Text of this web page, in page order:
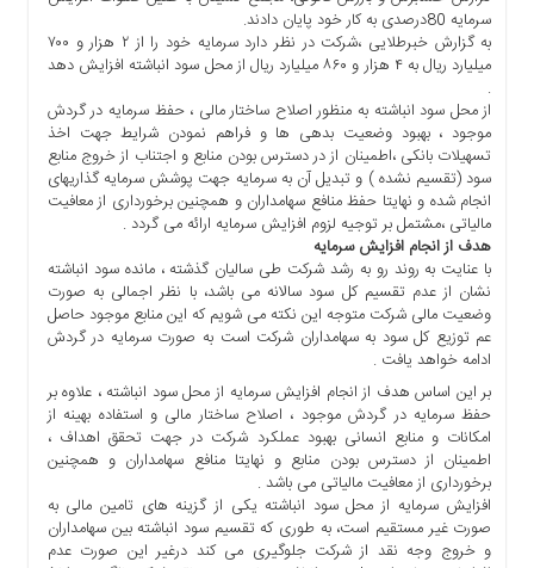
اخبار
سایت
اخبار
برگزیده
اخبار
چند
رسانه
عکس
فیلم
صوت
سرمایه 80درصدی به کار خود پایان دادند.
به گزارش خبرطلایی ،شرکت در نظر دارد سرمایه خود را از ۲ هزار و ۷۰۰
میلیارد ریال به ۴ هزار و ۸۶۰ میلیارد ریال از محل سود انباشته افزایش دهد
.
از محل سود انباشته به منظور اصلاح ساختار مالی ، حفظ سرمایه در گردش
موجود ، بهبود وضعیت بدهی ها و فراهم نمودن شرایط جهت اخذ
تسهیلات بانکی ،اطمینان از در دسترس بودن منابع و اجتناب از خروج منابع
سود (تقسیم نشده ) و تبدیل آن به سرمایه جهت پوشش سرمایه گذاریهای
انجام شده و نهایتا حفظ منافع سهامداران و همچنین برخورداری از معافیت
مالیاتی ،مشتمل بر توجیه لزوم افزایش سرمایه ارائه می گردد .
هدف از انجام افزایش سرمایه
با عنایت به روند رو به رشد شرکت طی سالیان گذشته ، مانده سود انباشته
نشان از عدم تقسیم کل سود سالانه می باشد، با نظر اجمالی به صورت
وضعیت مالی شرکت متوجه این نکته می شویم که این منابع موجود حاصل
عم توزیع کل سود به سهامداران شرکت است به صورت سرمایه در گردش
ادامه خواهد یافت .
بر این اساس هدف از انجام افزایش سرمایه از محل سود انباشته ، علاوه بر
حفظ سرمایه در گردش موجود ، اصلاح ساختار مالی و استفاده بهینه از
امکانات و منابع انسانی بهبود عملکرد شرکت در جهت تحقق اهداف ،
اطمینان از دسترس بودن منابع و نهایتا منافع سهامداران و همچنین
برخورداری از معافیت مالیاتی می باشد .
افزایش سرمایه از محل سود انباشته یکی از گزینه های تامین مالی به
صورت غیر مستقیم است، به طوری که تقسیم سود انباشته بین سهامداران
و خروج وجه نقد از شرکت جلوگیری می کند درغیر این صورت عدم